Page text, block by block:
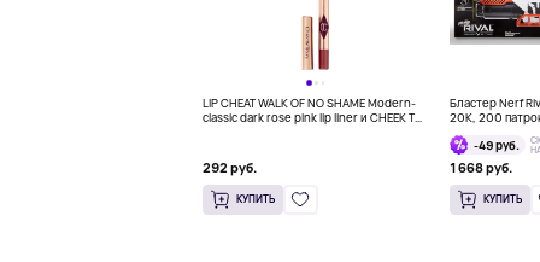
LIP CHEAT WALK OF NO SHAME Modern-
classic dark rose pink lip liner и CHEEK TO
ethereal Pillow Talk GLOW!
292 руб.
КУПИТЬ
Бластер Nerf
20K, 200
-49 руб.
1 668 руб.
КУПИТЬ